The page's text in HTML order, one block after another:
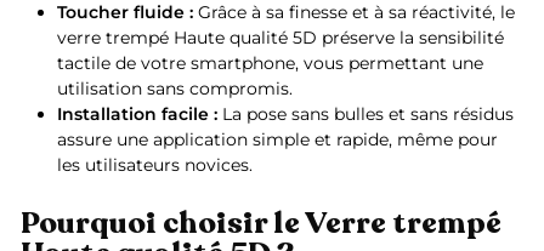
Toucher fluide : Grâce à sa finesse et à sa réactivité, le
verre trempé Haute qualité 5D préserve la sensibilité
tactile de votre smartphone, vous permettant une
utilisation sans compromis.
Installation facile : La pose sans bulles et sans résidus
assure une application simple et rapide, même pour
les utilisateurs novices.
Pourquoi choisir le Verre trempé